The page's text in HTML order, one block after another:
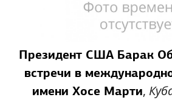
Президент США Барак
встречи в
имени Хосе Марти,